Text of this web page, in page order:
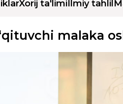
Xorij ta'limiIlmiy tahlil
malaka